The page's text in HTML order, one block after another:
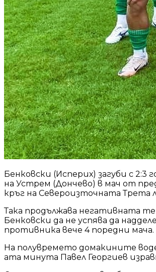
Бенковски (Исперих) загуби с 2:3
на Устрем (Дончево) в мач от
кръг на Североизточната Трета
Така продължава негативната
Бенковски да не успява да
противника вече 4 поредни мача.
На полувремето домакините
ата минута Павел Георгиев